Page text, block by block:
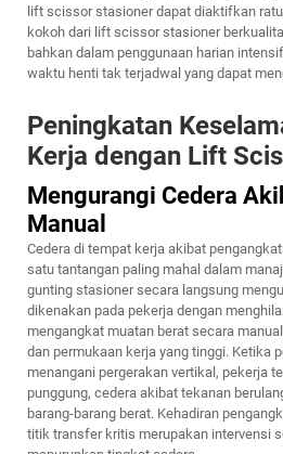
lift scissor stasioner dapat diaktifkan
kokoh dari lift scissor stasioner
bahkan dalam penggunaan harian
waktu henti tak terjadwal yang dapat
Peningkatan
Kerja dengan Lift
Mengurangi Cedera
Manual
Cedera di tempat kerja akibat
satu tantangan paling mahal dalam
gunting stasioner secara langsung
dikenakan pada pekerja dengan
mengangkat muatan berat secara
dan permukaan kerja yang tinggi. Ketika
menangani pergerakan vertikal, pekerja
punggung, cedera akibat tekanan
barang-barang berat. Kehadiran
titik transfer kritis merupakan intervensi